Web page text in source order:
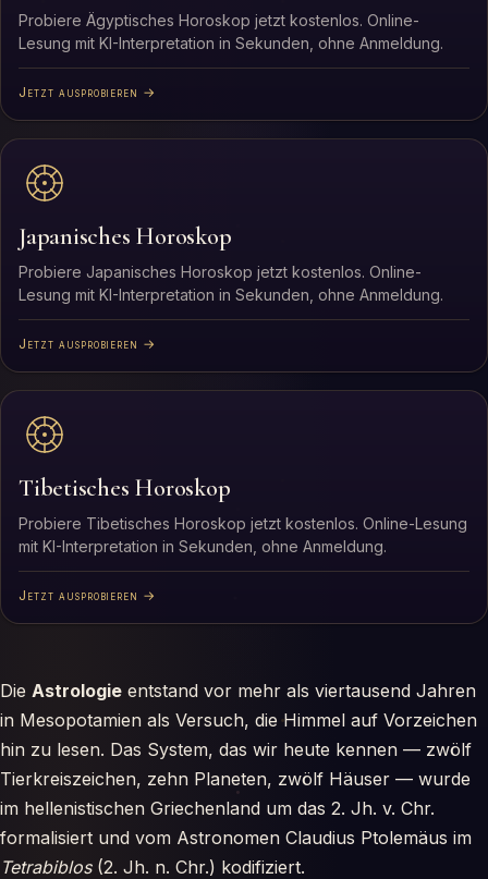
Probiere Ägyptisches Horoskop jetzt kostenlos. Online-
Lesung mit KI-Interpretation in Sekunden, ohne Anmeldung.
Jetzt ausprobieren →
Japanisches Horoskop
Probiere Japanisches Horoskop jetzt kostenlos. Online-
Lesung mit KI-Interpretation in Sekunden, ohne Anmeldung.
Jetzt ausprobieren →
Tibetisches Horoskop
Probiere Tibetisches Horoskop jetzt kostenlos. Online-Lesung
mit KI-Interpretation in Sekunden, ohne Anmeldung.
Jetzt ausprobieren →
Die Astrologie entstand vor mehr als viertausend Jahren
in Mesopotamien als Versuch, die Himmel auf Vorzeichen
hin zu lesen. Das System, das wir heute kennen — zwölf
Tierkreiszeichen, zehn Planeten, zwölf Häuser — wurde
im hellenistischen Griechenland um das 2. Jh. v. Chr.
formalisiert und vom Astronomen Claudius Ptolemäus im
Tetrabiblos(2. Jh. n. Chr.) kodifiziert.